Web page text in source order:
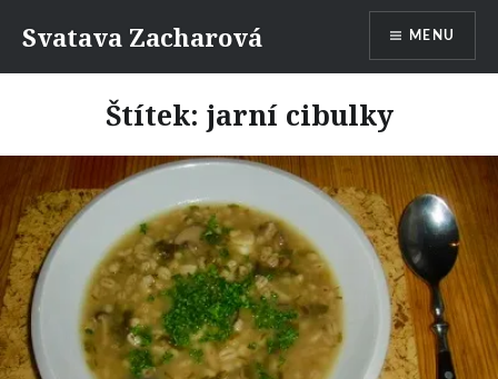
Svatava Zacharová MENU
Štítek: jarní cibulky